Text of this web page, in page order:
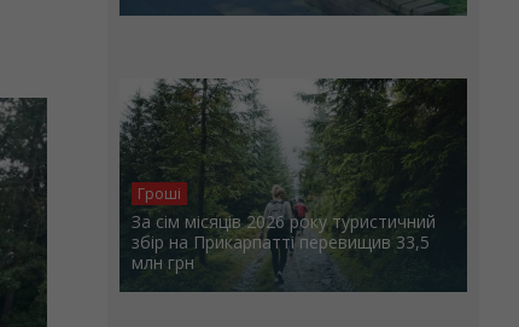
Гроші
За сім місяців 2026 року туристичний
збір на Прикарпатті перевищив 33,5
млн грн